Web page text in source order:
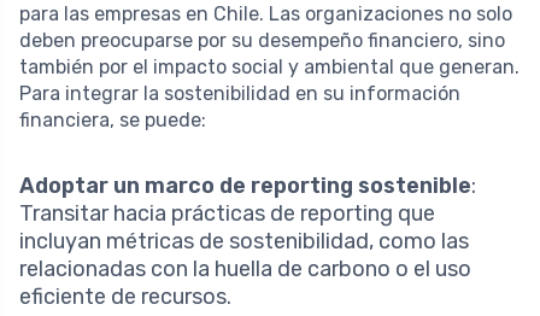
para las empresas en Chile. Las organizaciones no solo
deben preocuparse por su desempeño financiero, sino
también por el impacto social y ambiental que generan.
Para integrar la sostenibilidad en su información
financiera, se puede:
Adoptar un marco de reporting sostenible:
Transitar hacia prácticas de reporting que
incluyan métricas de sostenibilidad, como las
relacionadas con la huella de carbono o el uso
eficiente de recursos.